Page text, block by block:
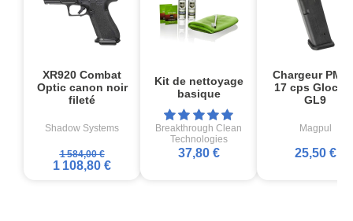
XR920 Combat
Optic canon noir
fileté
Shadow Systems
1 584,00 €
1 108,80 €
Kit de nettoyage
basique
Breakthrough Clean
Technologies
37,80 €
Chargeur
17 cps
GL9
Magpul
25,50 €